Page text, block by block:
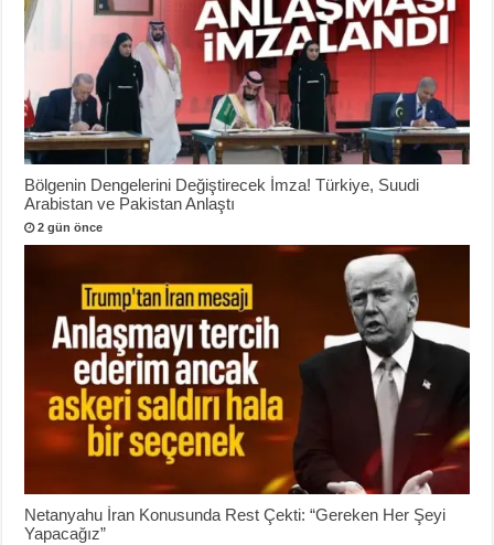
Bölgenin Dengelerini Değiştirecek İmza! Türkiye, Suudi
Arabistan ve Pakistan Anlaştı
2 gün önce
Netanyahu İran Konusunda Rest Çekti: “Gereken Her Şeyi
Yapacağız”